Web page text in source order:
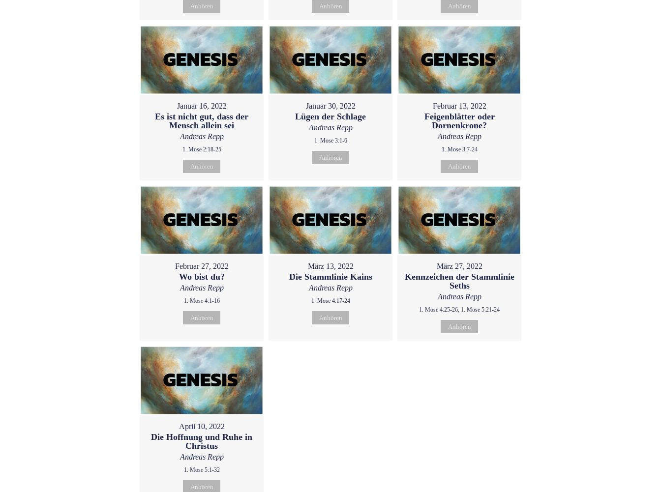
Anhören Anhören Anhören
Januar 16, 2022
Es ist nicht gut, dass der
Mensch allein sei
Andreas Repp
1. Mose 2:18-25
Anhören
Januar 30, 2022
Lügen der Schlage
Andreas Repp
1. Mose 3:1-6
Anhören
Februar 13, 2022
Feigenblätter oder
Dornenkrone?
Andreas Repp
1. Mose 3:7-24
Anhören
Februar 27, 2022
Wo bist du?
Andreas Repp
1. Mose 4:1-16
Anhören
März 13, 2022
Die Stammlinie Kains
Andreas Repp
1. Mose 4:17-24
Anhören
März 27, 2022
Kennzeichen der Stammlinie
Seths
Andreas Repp
1. Mose 4:25-26, 1. Mose 5:21-24
Anhören
April 10, 2022
Die Hoffnung und Ruhe in
Christus
Andreas Repp
1. Mose 5:1-32
Anhören